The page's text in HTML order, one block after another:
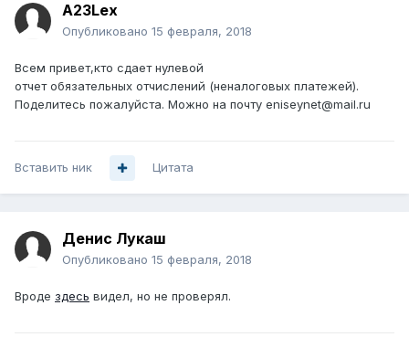
A23Lex
Опубликовано 15 февраля, 2018
Всем привет,кто сдает нулевой
отчет обязательных отчислений (неналоговых платежей).
Поделитесь пожалуйста. Можно на почту eniseynet@mail.ru
Вставить ник Цитата
Денис Лукаш
Опубликовано 15 февраля, 2018
Вроде здесь видел, но не проверял.